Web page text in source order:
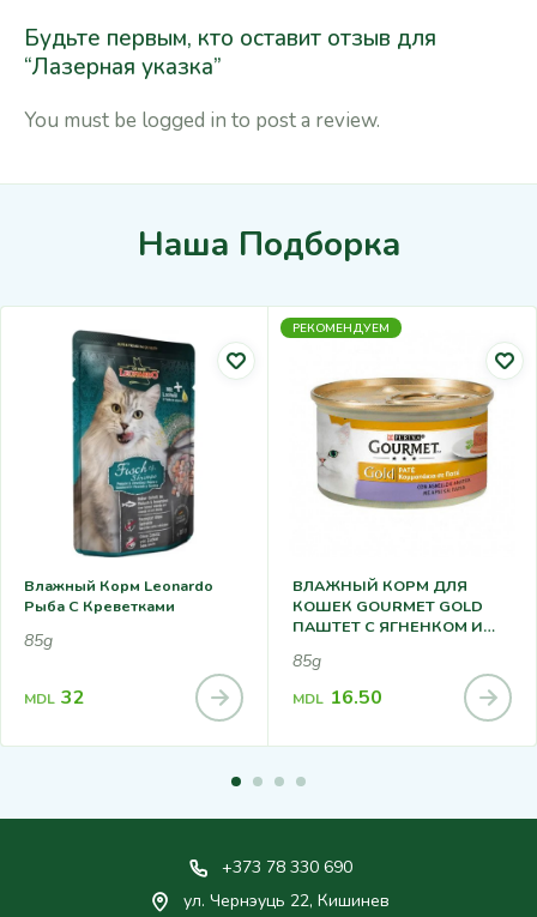
Будьте первым, кто оставит отзыв для
“Лазерная указка”
You must be logged in to post a review.
Наша Подборка
Влажный Корм Leonardo
Рыба С Креветками
85g
MDL 32
РЕКОМЕНДУЕМ
ВЛАЖНЫЙ КОРМ ДЛЯ
КОШЕК GOURMET GOLD
ПАШТЕТ С ЯГНЕНКОМ И
85g
MDL 16.50
+373 78 330 690
ул. Чернэуць 22, Кишинев